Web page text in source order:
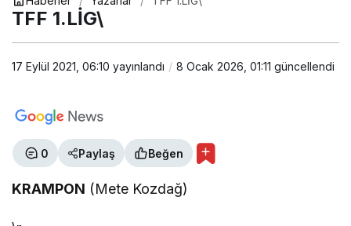
"HERŞEYE RAĞMEN BALIKESİRSPOR"
ÖNDER BALIKÇI
MUHARREM KAYNAK
"VATAN, MİLLET ve BAYRAK SEVGİSİ"
TFF 1.LİG\
17 Eylül 2021, 06:10 yayınlandı 8 Ocak 2026, 01:11 güncellendi
0 Paylaş Beğen
KRAMPON (Mete Kozdağ)